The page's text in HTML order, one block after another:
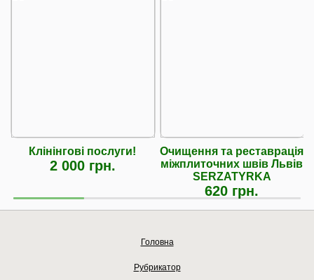
Клінінгові послуги!
2 000 грн.
Очищення та реставрація
міжплиточних швів Львів
SERZATYRKA
620 грн.
Головна
Рубрикатор